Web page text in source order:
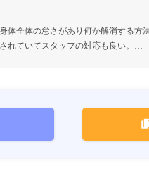
体全体の怠さがあり何か解消する方
れていてスタッフの対応も良い。…